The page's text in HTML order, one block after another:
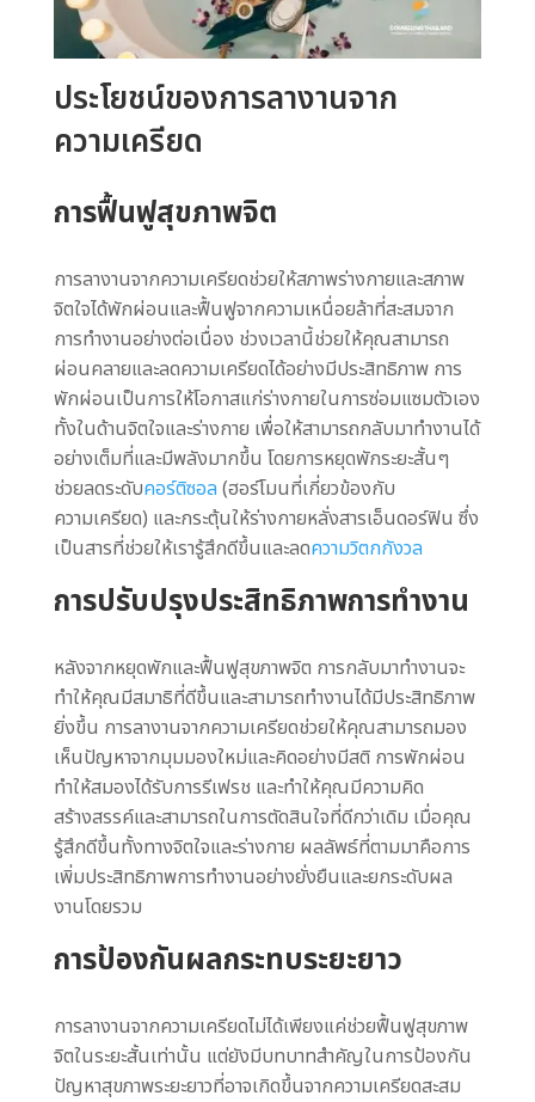
ประโยชน์ของการลางานจาก
ความเครียด
การฟื้นฟูสุขภาพจิต
การลางานจากความเครียดช่วยให้สภาพร่างกายและสภาพ
จิตใจได้พักผ่อนและฟื้นฟูจากความเหนื่อยล้าที่สะสมจาก
การทำงานอย่างต่อเนื่อง ช่วงเวลานี้ช่วยให้คุณสามารถ
ผ่อนคลายและลดความเครียดได้อย่างมีประสิทธิภาพ การ
พักผ่อนเป็นการให้โอกาสแก่ร่างกายในการซ่อมแซมตัวเอง
ทั้งในด้านจิตใจและร่างกาย เพื่อให้สามารถกลับมาทำงานได้
อย่างเต็มที่และมีพลังมากขึ้น โดยการหยุดพักระยะสั้นๆ
ช่วยลดระดับคอร์ติซอล (ฮอร์โมนที่เกี่ยวข้องกับ
ความเครียด) และกระตุ้นให้ร่างกายหลั่งสารเอ็นดอร์ฟิน ซึ่ง
เป็นสารที่ช่วยให้เรารู้สึกดีขึ้นและลดความวิตกกังวล
การปรับปรุงประสิทธิภาพการทำงาน
หลังจากหยุดพักและฟื้นฟูสุขภาพจิต การกลับมาทำงานจะ
ทำให้คุณมีสมาธิที่ดีขึ้นและสามารถทำงานได้มีประสิทธิภาพ
ยิ่งขึ้น การลางานจากความเครียดช่วยให้คุณสามารถมอง
เห็นปัญหาจากมุมมองใหม่และคิดอย่างมีสติ การพักผ่อน
ทำให้สมองได้รับการรีเฟรช และทำให้คุณมีความคิด
สร้างสรรค์และสามารถในการตัดสินใจที่ดีกว่าเดิม เมื่อคุณ
รู้สึกดีขึ้นทั้งทางจิตใจและร่างกาย ผลลัพธ์ที่ตามมาคือการ
เพิ่มประสิทธิภาพการทำงานอย่างยั่งยืนและยกระดับผล
งานโดยรวม
การป้องกันผลกระทบระยะยาว
การลางานจากความเครียดไม่ได้เพียงแค่ช่วยฟื้นฟูสุขภาพ
จิตในระยะสั้นเท่านั้น แต่ยังมีบทบาทสำคัญในการป้องกัน
ปัญหาสุขภาพระยะยาวที่อาจเกิดขึ้นจากความเครียดสะสม